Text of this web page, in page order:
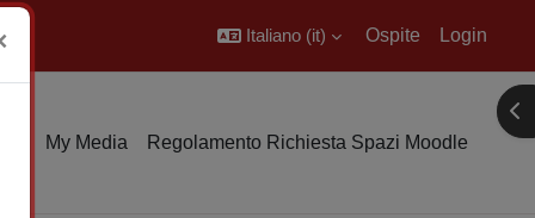
Italiano ‎(it)‎ Ospite Login
My Media Regolamento Richiesta Spazi Moodle